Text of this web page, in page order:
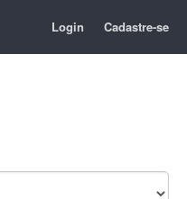
Login Cadastre-se